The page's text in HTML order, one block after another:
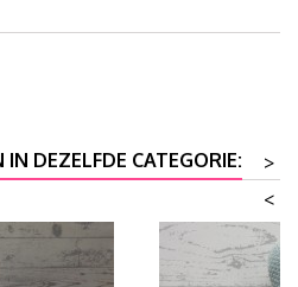
DEZELFDE CATEGORIE:
>
<